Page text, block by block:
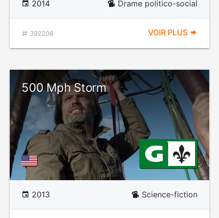
2014 Drame politico-social
392206 VOIR PLUS
500 Mph Storm
2013 Science-fiction